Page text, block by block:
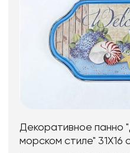
Декоративное панно
морском стиле" 31X16